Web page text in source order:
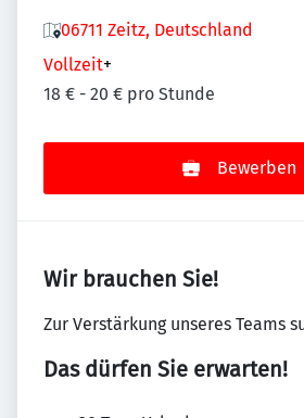
06711 Zeitz, Deutschland
Vollzeit+
18 € - 20 € pro Stunde
Bewerben
Wir brauchen Sie!
Zur Verstärkung unseres Teams
Das dürfen Sie erwarten!